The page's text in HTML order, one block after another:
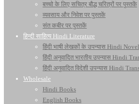
बच्चो के लिए सचित्र बौद्ध चरित्रों पर पुस्तकें
व्यवसाय और निवेश पर पुस्तकें
संत कबीर पर पुस्तकें
हिन्दी साहित्य Hindi Literature
हिंदी भाषी लेखकों के उपन्यास Hindi
हिंदी अनुवादित भारतीय उपन्यास Hindi
हिंदी अनुवादित विदेशी उपन्यास Hindi
Wholesale
Hindi Books
English Books